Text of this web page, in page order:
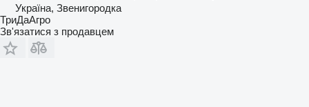
Україна, Звенигородка
ТриДаАгро
Зв'язатися з продавцем